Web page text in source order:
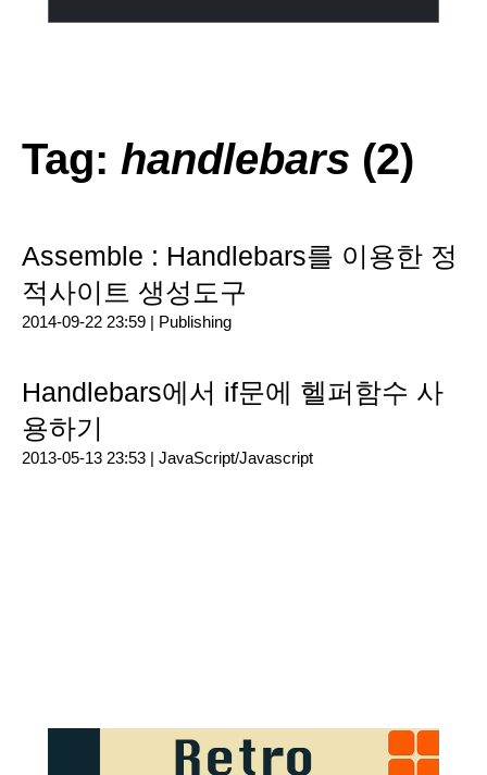
Tag: handlebars (2)
Assemble : Handlebars를 이용한 정
적사이트 생성도구
2014-09-22 23:59 | Publishing
Handlebars에서 if문에 헬퍼함수 사
용하기
2013-05-13 23:53 | JavaScript/Javascript